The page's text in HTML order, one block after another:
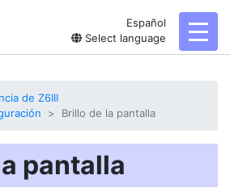
Español
Select language
de Z6III
Brillo de la pantalla
pantalla